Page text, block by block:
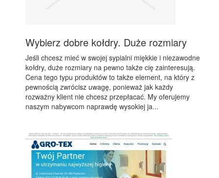
Wybierz dobre kołdry. Duże rozmiary
Jeśli chcesz mieć w swojej sypialni miękkie i niezawodne
kołdry, duże rozmiary na pewno także cię zainteresują.
Cena tego typu produktów to także element, na który z
pewnością zwrócisz uwagę, ponieważ jak każdy
rozważny klient nie chcesz przepłacać. My oferujemy
naszym nabywcom naprawdę wysokiej ja...